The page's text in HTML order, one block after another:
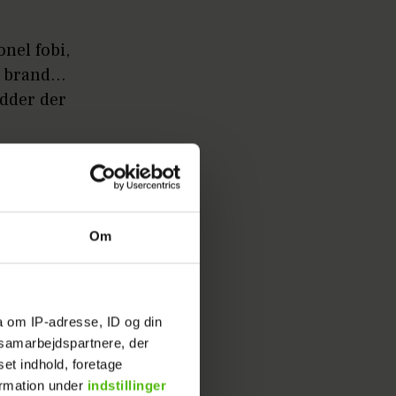
Om
om IP-adresse, ID og din
der
indhold, foretage
under indstillinger
fobi,
der
et lille
kan
er